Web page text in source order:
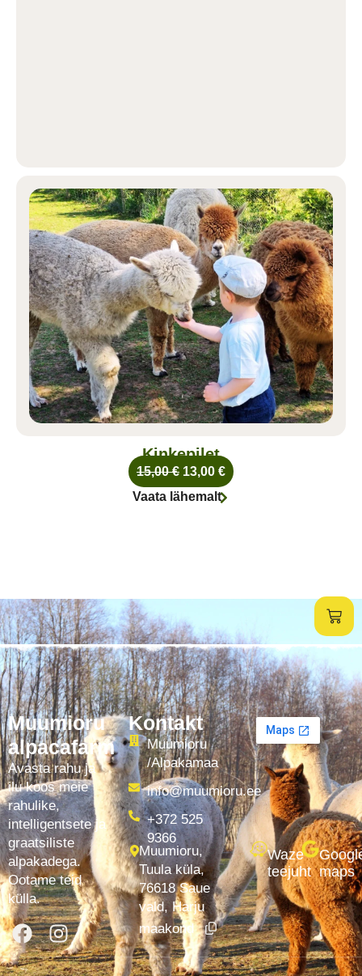
Kinkepilet
15,00€ 13,00 €
Vaata lähemalt
Muumioru
alpacafarm
Avasta rahu ja
ilu koos meie
rahulike,
intelligentsete ja
graatsiliste
alpakadega.
Ootame teid
külla.
Kontakt
Muumioru
/Alpakamaa
info@muumioru.ee
+372 525
9366
Muumioru,
Tuula küla,
76618 Saue
vald, Harju
maakond
Waze
teejuht maps